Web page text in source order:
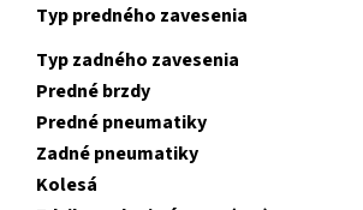
Typ predného zavesenia
Typ zadného zavesenia
Predné brzdy
Predné pneumatiky
Zadné pneumatiky
Kolesá